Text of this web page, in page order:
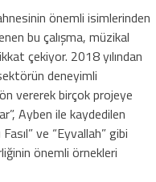
önemli isimlerinden
bu çalışma, müzikal
çekiyor. 2018 yılından
deneyimli
vererek birçok projeye
Ayben ile kaydedilen
ve “Eyvallah” gibi
önemli örnekleri